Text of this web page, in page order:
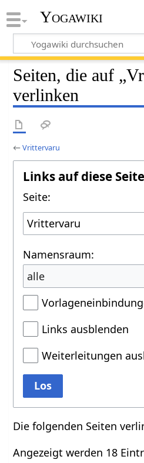
Yogawiki
Seiten, die auf
verlinken
←Vrittervaru
Links auf diese Seite
Seite:
Namensraum:
alle
Links ausblenden
Weiterleitungen
Los
Die folgenden Seiten
Angezeigt werden 18